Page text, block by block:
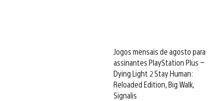
Jogos mensais de agosto para
assinantes PlayStation Plus –
Dying Light 2 Stay Human:
Reloaded Edition, Big Walk,
Signalis